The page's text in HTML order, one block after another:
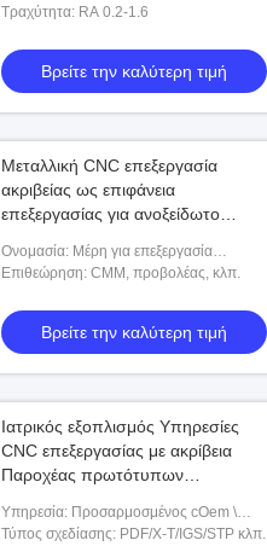
επεξεργάζεται τις υπηρεσίες στη μηχανή
Τραχύτητα: RA 0.2-1.6
Βρείτε την καλύτερη τιμή
Μεταλλική CNC επεξεργασία
ακριβείας ως επιφάνεια
επεξεργασίας για ανοξείδωτο
Ονομασία: Μέρη για επεξεργασία
ακριβείας από ανοξείδωτο χάλυβα
Επιθεώρηση: CMM, προβολέας, κλπ.
Βρείτε την καλύτερη τιμή
Ιατρικός εξοπλισμός Υπηρεσίες
CNC επεξεργασίας με ακρίβεια
Παροχέας πρωτότυπων
Υπηρεσία: Προσαρμοσμένος cOem \
CNC που επεξεργάζεται την υπηρεσία
Τύπος σχεδίασης: PDF/X-T/IGS/STP κλπ.